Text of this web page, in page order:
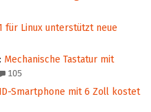
für Linux unterstützt neue
: Mechanische Tastatur mit
105
Smartphone mit 6 Zoll kostet